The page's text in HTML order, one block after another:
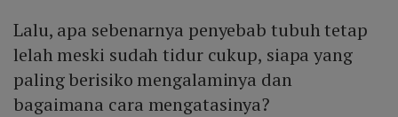
Lalu, apa sebenarnya penyebab tubuh tetap
lelah meski sudah tidur cukup, siapa yang
paling berisiko mengalaminya dan
bagaimana cara mengatasinya?